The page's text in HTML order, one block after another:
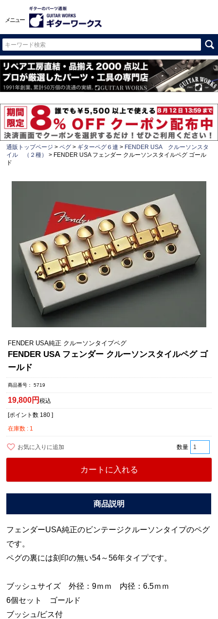
メニュー
通販トップページ ペグ ギターペグ６連
FENDER USA クルーソンスタ
イル （２種）
FENDER USA フェンダー クルーソンスタイルペグ ゴール
ド
FENDER USA純正 クルーソンタイプペグ
FENDER USA フェンダー クルーソンスタイルペグ ゴ
ールド
商品番号 5719
19,800 税込
[ポイント数 180 ]
在庫数
1
お気に入りに追加
カートに入れる
フェンダーUSA純正のビンテージクルーソンタイプのペグ
です。
ペグの裏には刻印の無い54～56年タイプです。
ブッシュサイズ 外径：9ｍｍ 内径：6.5ｍｍ
6個セット ゴールド
ブッシュ/ビス付